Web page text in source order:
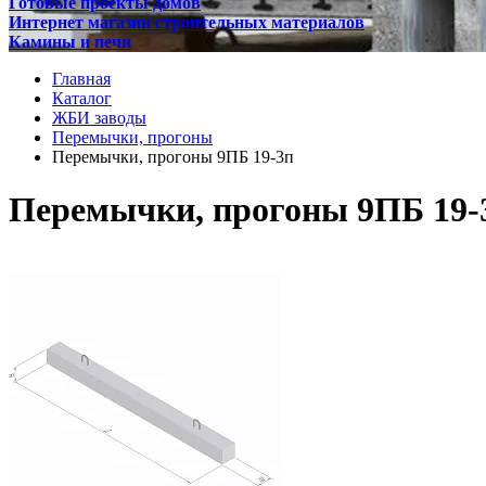
Интернет магазин строительных материалов
Камины и печи
Главная
Каталог
ЖБИ заводы
Перемычки, прогоны
Перемычки, прогоны 9ПБ 19-3п
Перемычки, прогоны 9ПБ 19-